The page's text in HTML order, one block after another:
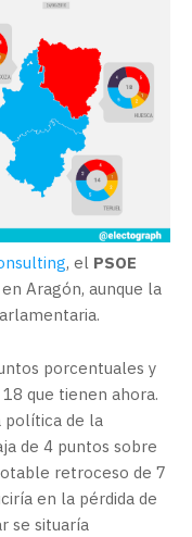
, el PSOE
Aragón, aunque la
porcentuales y
que tienen ahora.
política de la
de 4 puntos sobre
retroceso de 7
en la pérdida de
se situaría